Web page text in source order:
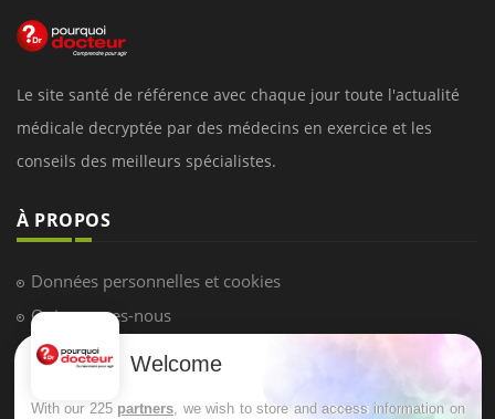
Le site santé de référence avec chaque jour toute l'actualité
médicale decryptée par des médecins en exercice et les
conseils des meilleurs spécialistes.
À PROPOS
Données personnelles et cookies
Qui sommes-nous
Conditions d'utilisation
Welcome
With our 225 partners , we wish to store and access information on